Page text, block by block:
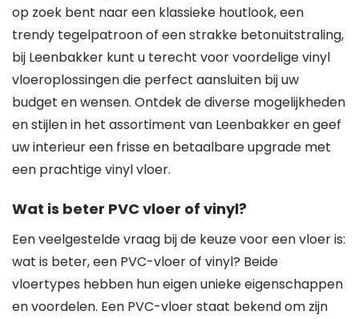
op zoek bent naar een klassieke houtlook, een
trendy tegelpatroon of een strakke betonuitstraling,
bij Leenbakker kunt u terecht voor voordelige vinyl
vloeroplossingen die perfect aansluiten bij uw
budget en wensen. Ontdek de diverse mogelijkheden
en stijlen in het assortiment van Leenbakker en geef
uw interieur een frisse en betaalbare upgrade met
een prachtige vinyl vloer.
Wat is beter PVC vloer of vinyl?
Een veelgestelde vraag bij de keuze voor een vloer is:
wat is beter, een PVC-vloer of vinyl? Beide
vloertypes hebben hun eigen unieke eigenschappen
en voordelen. Een PVC-vloer staat bekend om zijn